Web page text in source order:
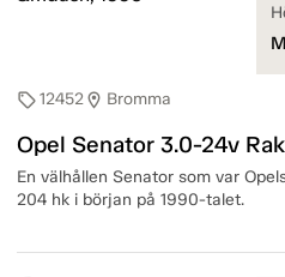
sell12452location_on Bromma
En välhållen Senator som var
204 hk i början på 1990-talet.